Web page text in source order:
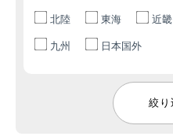
北陸 東海 近畿
九州 日本国外
絞り